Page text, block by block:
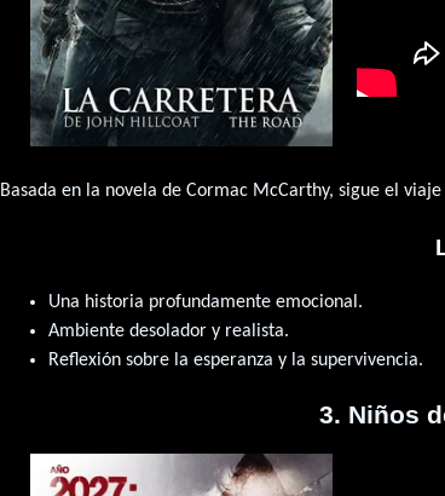
Basada en la novela de Cormac McCarthy, sigue el
Una historia profundamente emocional.
Ambiente desolador y realista.
Reflexión sobre la esperanza y la supervivencia.
3. Niños